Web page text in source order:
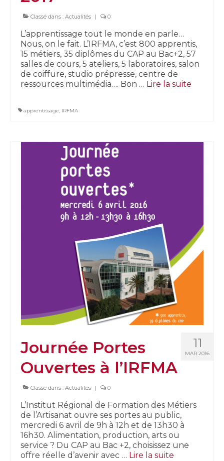
Classé dans : Actualités | 0
L’apprentissage tout le monde en parle…
Nous, on le fait. L’IRFMA, c’est 800 apprentis,
15 métiers, 35 diplômes du CAP au Bac+2, 57
salles de cours, 5 ateliers, 5 laboratoires, salon
de coiffure, studio prépresse, centre de
ressources multimédia…. Bon … Lire la suite­­
apprentissage, IRFMA
11
MAR 2016
Journée Portes
Ouvertes à l’IRFMA
Classé dans : Actualités | 0
L’Institut Régional de Formation des Métiers
de l’Artisanat ouvre ses portes au public,
mercredi 6 avril de 9h à 12h et de 13h30 à
16h30. Alimentation, production, arts ou
service ? Du CAP au Bac +2, choisissez une
offre réelle d’avenir avec … Lire la suite­­